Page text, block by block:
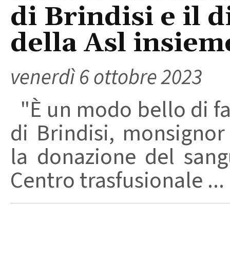
di Brindisi e il
della Asl
venerdì 6 ottobre 2023
"È un modo bello di
di Brindisi,
la donazione del
Centro trasfusionale ...